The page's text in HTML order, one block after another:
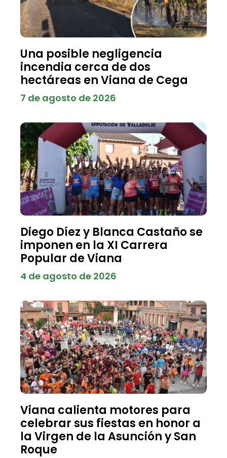
Una posible negligencia
incendia cerca de dos
hectáreas en Viana de Cega
7 de agosto de 2026
Diego Díez y Blanca Castaño se
imponen en la XI Carrera
Popular de Viana
4 de agosto de 2026
Viana calienta motores para
celebrar sus fiestas en honor a
la Virgen de la Asunción y San
Roque